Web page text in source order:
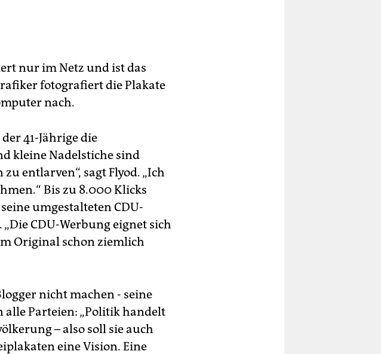
nur im Netz und ist das
fotografiert die Plakate
nach.
41-Jährige die
kleine Nadelstiche sind
entlarven“, sagt Flyod. „Ich
Bis zu 8.000 Klicks
umgestalteten CDU-
CDU-Werbung eignet sich
Original schon ziemlich
nicht machen - seine
Parteien: „Politik handelt
– also soll sie auch
eine Vision. Eine